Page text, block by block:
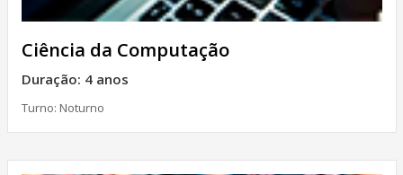
Ciência da Computação
Duração: 4 anos
Turno: Noturno